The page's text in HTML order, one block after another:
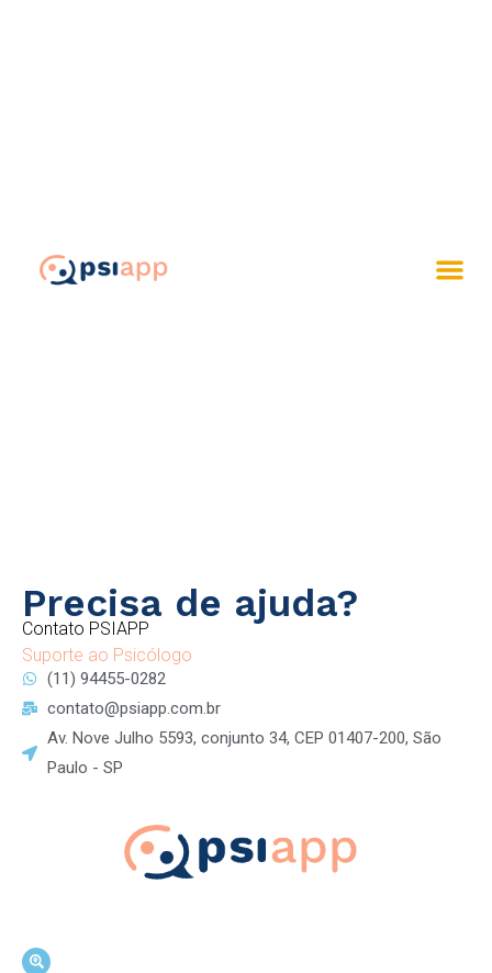
Precisa de ajuda?
Contato PSIAPP
Suporte ao Psicólogo
(11) 94455-0282
contato@psiapp.com.br
Av. Nove Julho 5593, conjunto 34, CEP 01407-200, São
Paulo - SP